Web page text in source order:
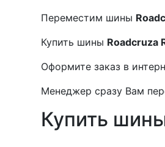
Переместим шины
Купить шины Roadcruza
Оформите заказ в
Менеджер сразу Вам
Купить